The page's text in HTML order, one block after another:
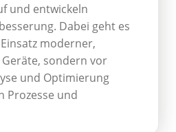
und entwickeln
Dabei geht es
moderner,
sondern vor
und Optimierung
Prozesse und